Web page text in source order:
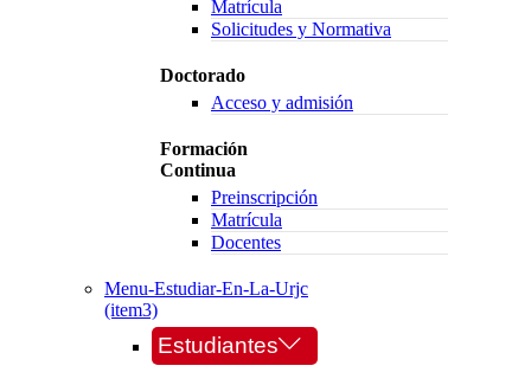
Matrícula
Solicitudes y Normativa
Doctorado
Acceso y admisión
Formación
Continua
Preinscripción
Matrícula
Docentes
Menu-Estudiar-En-La-Urjc
(item3)
Estudiantes